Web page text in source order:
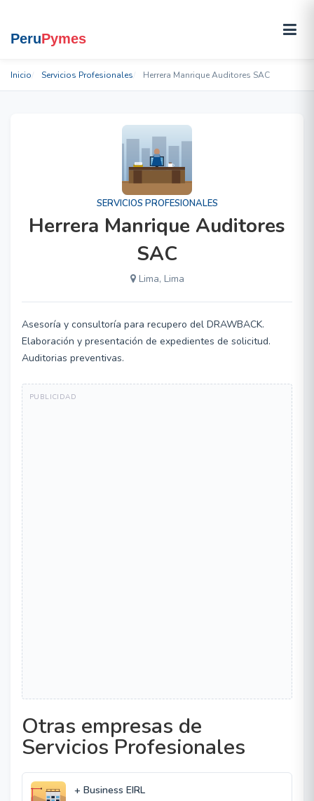
Inicio Servicios Profesionales Herrera Manrique Auditores SAC
SERVICIOS PROFESIONALES
Herrera Manrique Auditores
SAC
Lima, Lima
Asesoría y consultoría para recupero del DRAWBACK.
Elaboración y presentación de expedientes de solicitud.
Auditorias preventivas.
Otras empresas de
Servicios Profesionales
+ Business EIRL